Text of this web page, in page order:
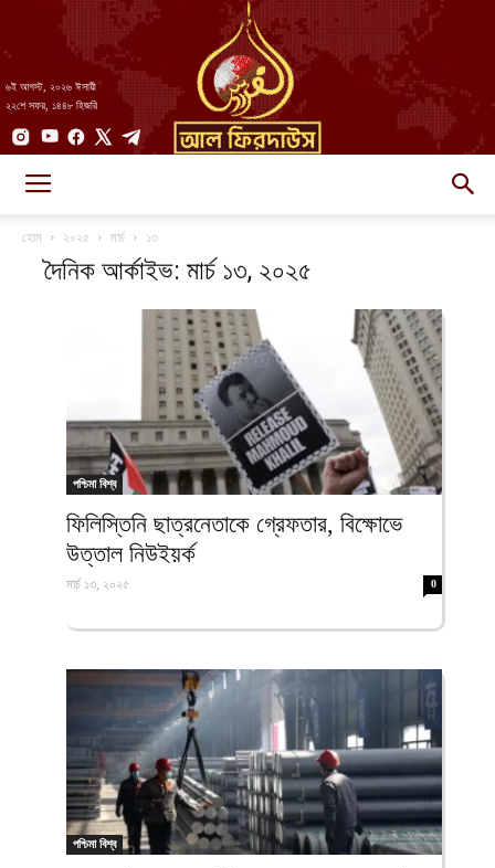
৬ই আগস্ট, ২০২৬ ঈসায়ী
২২শে সফর, ১৪৪৮ হিজরি
আল-
ফিরদাউস
হোম ২০২৫ মার্চ ১৩
দৈনিক আর্কাইভ: মার্চ ১৩, ২০২৫
পশ্চিমা বিশ্ব
ফিলিস্তিনি ছাত্রনেতাকে গ্রেফতার, বিক্ষোভে
উত্তাল নিউইয়র্ক
মার্চ ১৩, ২০২৫ 0
পশ্চিমা বিশ্ব